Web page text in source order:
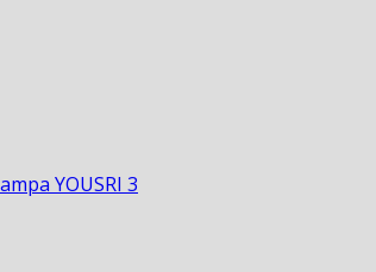
YOUSRI 3